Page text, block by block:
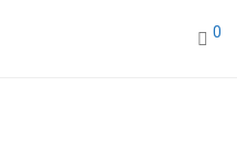
0